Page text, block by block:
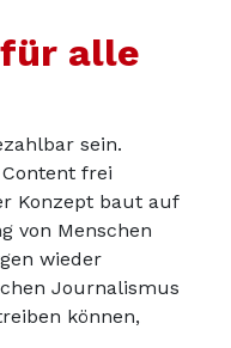
ganz ohne das
einige werden vielleicht
Massenveranstaltung
auch mit rein, dass
Tickets gibt?!
nicht aggressiv
verkauft
alle
sein.
frei
Konzept baut auf
von Menschen
wieder
Journalismus
können,